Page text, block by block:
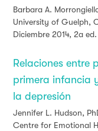
Barbara A.
University of Guelph,
Diciembre 2014, 2a
Relaciones entre
primera infancia
la depresión
Jennifer L. Hudson,
Centre for Emotional